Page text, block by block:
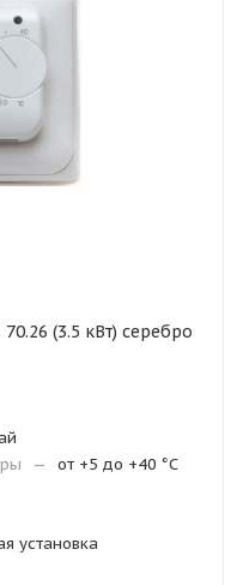
(3.5 кВт) серебро
—
от +5 до +40 °С
установка